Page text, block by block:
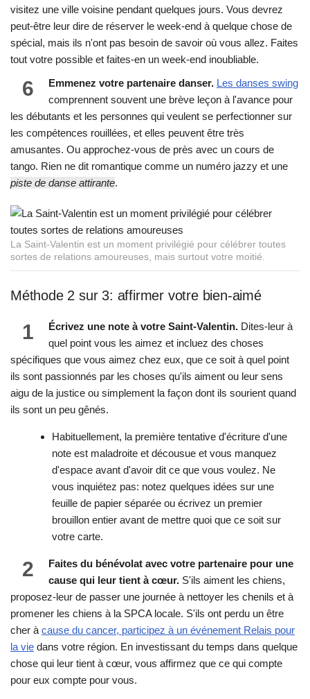
visitez une ville voisine pendant quelques jours. Vous devrez
peut-être leur dire de réserver le week-end à quelque chose de
spécial, mais ils n'ont pas besoin de savoir où vous allez. Faites
tout votre possible et faites-en un week-end inoubliable.
6 Emmenez votre partenaire danser. Les danses swing
comprennent souvent une brève leçon à l'avance pour
les débutants et les personnes qui veulent se perfectionner sur
les compétences rouillées, et elles peuvent être très
amusantes. Ou approchez-vous de près avec un cours de
tango. Rien ne dit romantique comme un numéro jazzy et une
piste de danse attirante.
La Saint-Valentin est un moment privilégié pour célébrer toutes
sortes de relations amoureuses, mais surtout votre moitié.
Méthode 2 sur 3: affirmer votre bien-aimé
1 Écrivez une note à votre Saint-Valentin. Dites-leur à
quel point vous les aimez et incluez des choses
spécifiques que vous aimez chez eux, que ce soit à quel point
ils sont passionnés par les choses qu'ils aiment ou leur sens
aigu de la justice ou simplement la façon dont ils sourient quand
ils sont un peu gênés.
Habituellement, la première tentative d'écriture d'une
note est maladroite et décousue et vous manquez
d'espace avant d'avoir dit ce que vous voulez. Ne
vous inquiétez pas: notez quelques idées sur une
feuille de papier séparée ou écrivez un premier
brouillon entier avant de mettre quoi que ce soit sur
votre carte.
2
Faites du bénévolat avec votre partenaire pour une
cause qui leur tient à cœur. S'ils aiment les chiens,
proposez-leur de passer une journée à nettoyer les chenils et à
promener les chiens à la SPCA locale. S'ils ont perdu un être
cher à cause du cancer, participez à un événement Relais pour
la vie dans votre région. En investissant du temps dans quelque
chose qui leur tient à cœur, vous affirmez que ce qui compte
pour eux compte pour vous.